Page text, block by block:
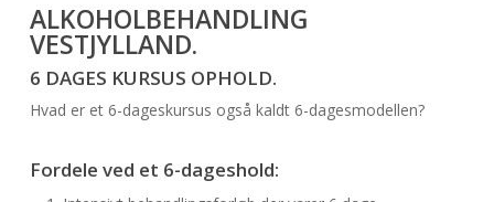
ALKOHOLBEHANDLING
VESTJYLLAND.
6 DAGES KURSUS OPHOLD.
Hvad er et 6-dageskursus også kaldt 6-dagesmodellen?
Fordele ved et 6-dageshold: